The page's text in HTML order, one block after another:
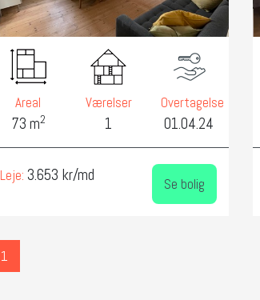
Areal
73 m2
Værelser
1
Overtagelse
01.04.24
Leje: 3.653 kr/md Se bolig
1